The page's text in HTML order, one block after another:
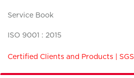
Service Book
ISO 9001 : 2015
Certified Clients and Products | SGS